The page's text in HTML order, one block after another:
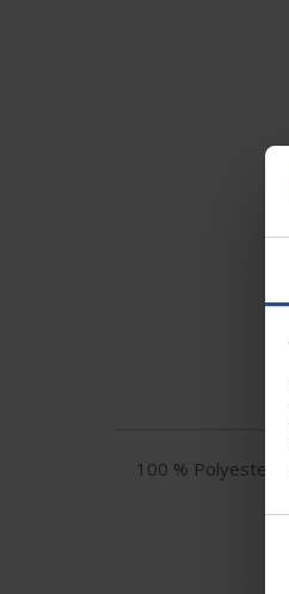
100 % Polyesteri